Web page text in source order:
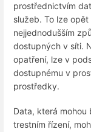
prostřednictvím
služeb. To lze
nejjednodušším
dostupných v síti.
opatření, lze v
dostupnému v
prostředky.
Data, která
trestním řízení,